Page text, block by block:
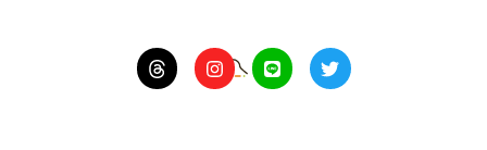
I
n
s
L
i
n
T
w
i